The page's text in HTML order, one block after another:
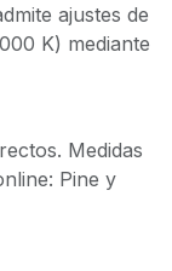
ajustes de
K) mediante
Medidas
Pine y